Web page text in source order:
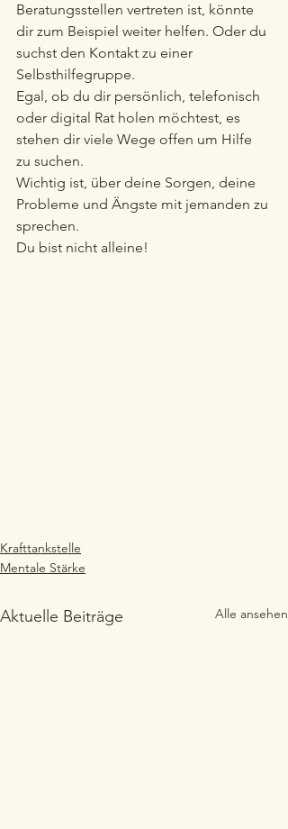
Beratungsstellen vertreten ist, könnte
dir zum Beispiel weiter helfen. Oder du
suchst den Kontakt zu einer
Selbsthilfegruppe.
Egal, ob du dir persönlich, telefonisch
oder digital Rat holen möchtest, es
stehen dir viele Wege offen um Hilfe
zu suchen.
Wichtig ist, über deine Sorgen, deine
Probleme und Ängste mit jemanden zu
sprechen.
Du bist nicht alleine!
Krafttankstelle
Mentale Stärke
Aktuelle Beiträge Alle ansehen